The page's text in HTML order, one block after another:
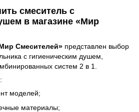
смеситель с
в магазине «Мир
Смесителей» представлен выбор
с гигиеническим душем,
систем 2 в 1.
моделей;
материалы;